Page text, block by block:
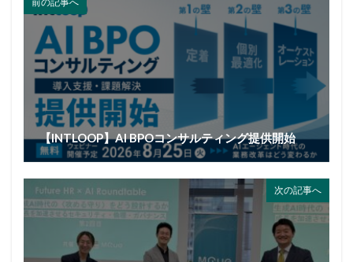
【INTLOOP】AI BPOコンサルティング提供開始
次の記事へ